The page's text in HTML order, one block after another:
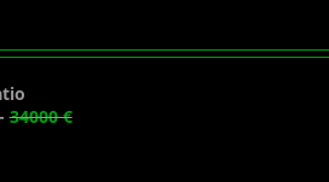
34000 €